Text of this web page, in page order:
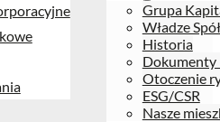
Grupa
Władze
Historia
Dokumenty
Otoczenie
ESG/CSR
Nasze
–